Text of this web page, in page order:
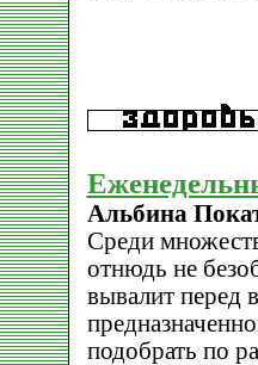
Альбина
Среди
отнюдь не
вывалит перед
подобрать по